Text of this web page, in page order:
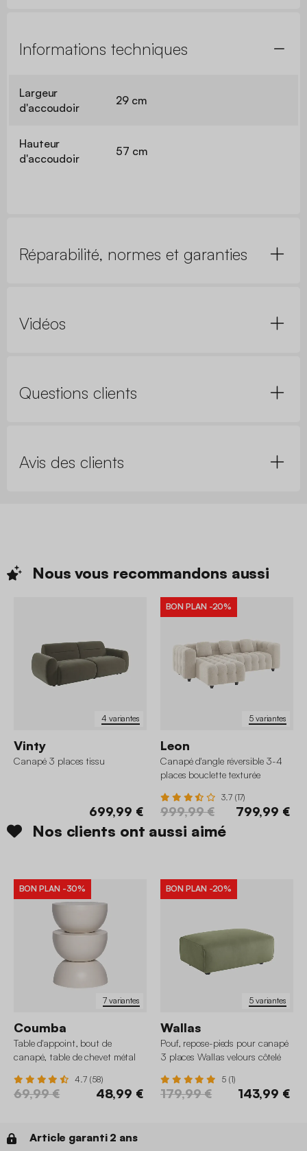
Informations techniques
Largeur
d'accoudoir
29 cm
Hauteur
d'accoudoir
57 cm
Réparabilité, normes et garanties
Vidéos
Questions clients
Avis des clients
Nous vous recommandons aussi
4 variantes
Vinty
Canapé 3 places tissu
699,99 €
5 variantes
BON PLAN -20%
Leon
Canapé d'angle réversible 3-4
places bouclette texturée
3.7 (17)
999,99 € 799,99 €
Nos clients ont aussi aimé
7 variantes
BON PLAN -30%
Coumba
Table d'appoint, bout de
canapé, table de chevet métal
4.7 (58)
69,99 € 48,99 €
5 variantes
BON PLAN -20%
Wallas
Pouf, repose-pieds pour canapé
3 places Wallas velours côtelé
5 (1)
179,99 € 143,99 €
Article garanti 2 ans